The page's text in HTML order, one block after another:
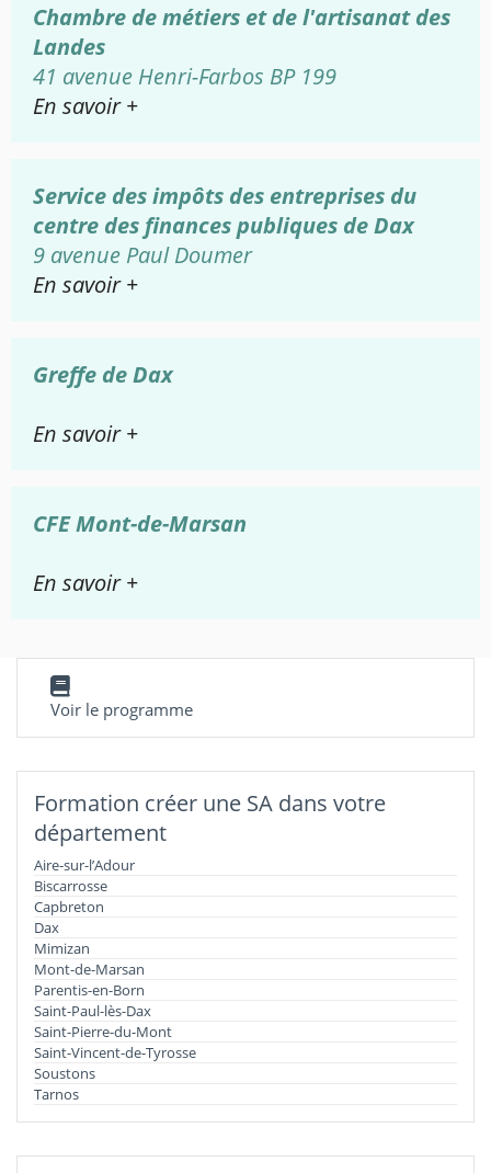
Chambre de métiers et de l'artisanat des
Landes
41 avenue Henri-Farbos BP 199
En savoir +
Service des impôts des entreprises du
centre des finances publiques de Dax
9 avenue Paul Doumer
En savoir +
Greffe de Dax
En savoir +
CFE Mont-de-Marsan
En savoir +
Voir le programme
Formation créer une SA dans votre
département
Aire-sur-l’Adour
Biscarrosse
Capbreton
Dax
Mimizan
Mont-de-Marsan
Parentis-en-Born
Saint-Paul-lès-Dax
Saint-Pierre-du-Mont
Saint-Vincent-de-Tyrosse
Soustons
Tarnos